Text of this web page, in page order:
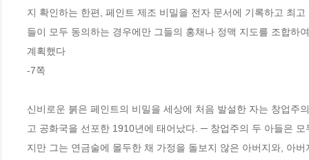
지 확인하는 한편, 페인트 제조 비밀을 전자 문서에 기록하고 최
들이 모두 동의하는 경우에만 그들의 홍채나 정맥 지도를 조합하
계획했다
-7쪽
신비로운 붉은 페인트의 비밀을 세상에 처음 발설한 자는 창업주
고 공화국을 선포한 1910년에 태어났다. ─ 창업주의 두 아들은
지만 그는 연금술에 몰두한 채 가정을 돌보지 않은 아버지와, 아